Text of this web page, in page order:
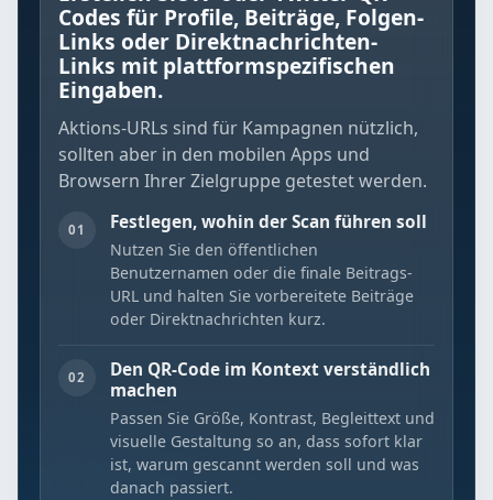
Codes für Profile, Beiträge, Folgen-
Links oder Direktnachrichten-
Links mit plattformspezifischen
Eingaben.
Aktions-URLs sind für Kampagnen nützlich,
sollten aber in den mobilen Apps und
Browsern Ihrer Zielgruppe getestet werden.
01 Festlegen, wohin der Scan führen soll
Nutzen Sie den öffentlichen
Benutzernamen oder die finale Beitrags-
URL und halten Sie vorbereitete Beiträge
oder Direktnachrichten kurz.
02
Den QR-Code im Kontext verständlich
machen
Passen Sie Größe, Kontrast, Begleittext und
visuelle Gestaltung so an, dass sofort klar
ist, warum gescannt werden soll und was
danach passiert.